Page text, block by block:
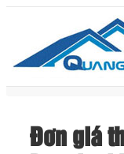
Đơn giá